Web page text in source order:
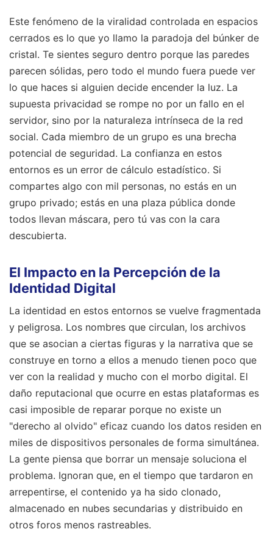
Este fenómeno de la viralidad controlada en espacios
cerrados es lo que yo llamo la paradoja del búnker de
cristal. Te sientes seguro dentro porque las paredes
parecen sólidas, pero todo el mundo fuera puede ver
lo que haces si alguien decide encender la luz. La
supuesta privacidad se rompe no por un fallo en el
servidor, sino por la naturaleza intrínseca de la red
social. Cada miembro de un grupo es una brecha
potencial de seguridad. La confianza en estos
entornos es un error de cálculo estadístico. Si
compartes algo con mil personas, no estás en un
grupo privado; estás en una plaza pública donde
todos llevan máscara, pero tú vas con la cara
descubierta.
El Impacto en la Percepción de la
Identidad Digital
La identidad en estos entornos se vuelve fragmentada
y peligrosa. Los nombres que circulan, los archivos
que se asocian a ciertas figuras y la narrativa que se
construye en torno a ellos a menudo tienen poco que
ver con la realidad y mucho con el morbo digital. El
daño reputacional que ocurre en estas plataformas es
casi imposible de reparar porque no existe un
"derecho al olvido" eficaz cuando los datos residen en
miles de dispositivos personales de forma simultánea.
La gente piensa que borrar un mensaje soluciona el
problema. Ignoran que, en el tiempo que tardaron en
arrepentirse, el contenido ya ha sido clonado,
almacenado en nubes secundarias y distribuido en
otros foros menos rastreables.